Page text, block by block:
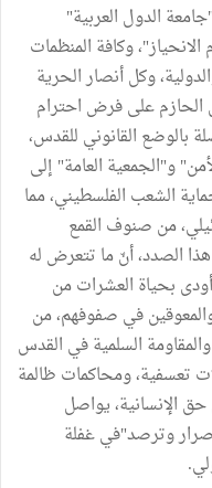
الدول العربية"
وكافة المنظمات
وكل أنصار الحرية
الحازم على فرض احترام
بالوضع القانوني للقدس،
و"الجمعية العامة" إلى
الشعب الفلسطيني، مما
من صنوف القمع
الصدد، أنّ ما تتعرض له
بحياة العشرات من
في صفوفهم، من
السلمية في القدس
تعسفية، ومحاكمات ظالمة
الإنسانية، يواصل
وترصد"في غفلة